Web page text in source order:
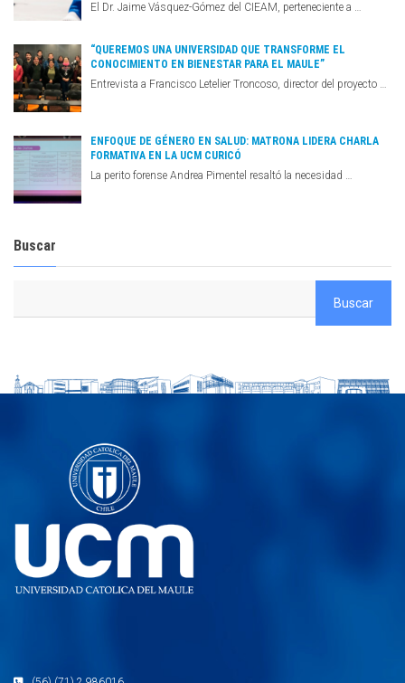
El Dr. Jaime Vásquez-Gómez del CIEAM, perteneciente a …
“QUEREMOS UNA UNIVERSIDAD QUE TRANSFORME EL
CONOCIMIENTO EN BIENESTAR PARA EL MAULE”
Entrevista a Francisco Letelier Troncoso, director del proyecto …
ENFOQUE DE GÉNERO EN SALUD: MATRONA LIDERA CHARLA
FORMATIVA EN LA UCM CURICÓ
La perito forense Andrea Pimentel resaltó la necesidad …
Buscar